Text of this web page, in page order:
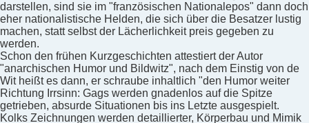
darstellen, sind sie im "französischen Nationalepos" dann doch
eher nationalistische Helden, die sich über die Besatzer lustig
machen, statt selbst der Lächerlichkeit preis gegeben zu
werden.
Schon den frühen Kurzgeschichten attestiert der Autor
"anarchischen Humor und Bildwitz", nach dem Einstig von de
Wit heißt es dann, er schraube inhaltlich "den Humor weiter
Richtung Irrsinn: Gags werden gnadenlos auf die Spitze
getrieben, absurde Situationen bis ins Letzte ausgespielt.
Kolks Zeichnungen werden detaillierter, Körperbau und Mimik